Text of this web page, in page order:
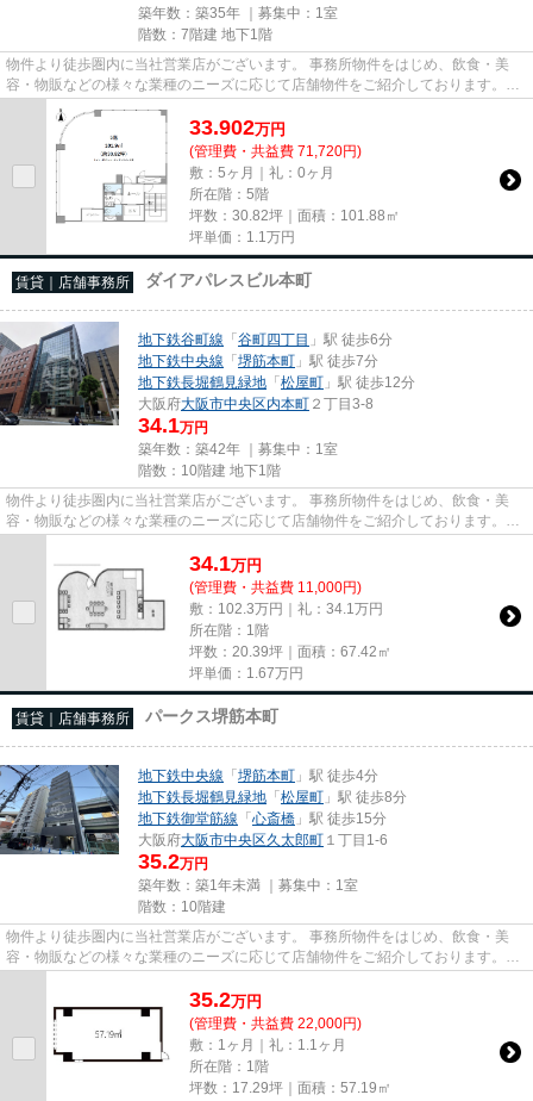
築年数：築35年 ｜募集中： 1室
階数：7階建 地下1階
物件より徒歩圏内に当社営業店がございます。 事務所物件をはじめ、飲食・美
容・物販などの様々な業種のニーズに応じて店舗物件をご紹介しております。
尚、弊社ではおとり広告は一切...
33.902万円
(管理費・共益費 71,720円)
敷：5ヶ月｜礼：0ヶ月
所在階：5階
坪数：30.82坪｜面積：101.88㎡
坪単価： 1.1 万円
賃貸｜店舗事務所 ダイアパレスビル本町
地下鉄谷町線 「谷町四丁目 」駅 徒歩6分
地下鉄中央線 「堺筋本町 」駅 徒歩7分
地下鉄長堀鶴見緑地 「松屋町 」駅 徒歩12分
大阪府大阪市中央区内本町 ２丁目3-8
34.1万円
築年数：築42年 ｜募集中： 1室
階数：10階建 地下1階
物件より徒歩圏内に当社営業店がございます。 事務所物件をはじめ、飲食・美
容・物販などの様々な業種のニーズに応じて店舗物件をご紹介しております。
尚、弊社ではおとり広告は一切...
34.1万円
(管理費・共益費 11,000円)
敷：102.3万円｜礼：34.1万円
所在階：1階
坪数：20.39坪｜面積：67.42㎡
坪単価： 1.67万円
賃貸｜店舗事務所 パークス堺筋本町
地下鉄中央線 「堺筋本町 」駅 徒歩4分
地下鉄長堀鶴見緑地 「松屋町 」駅 徒歩8分
地下鉄御堂筋線 「心斎橋 」駅 徒歩15分
大阪府大阪市中央区久太郎町 １丁目1-6
35.2万円
築年数：築1年未満 ｜募集中： 1室
階数：10階建
物件より徒歩圏内に当社営業店がございます。 事務所物件をはじめ、飲食・美
容・物販などの様々な業種のニーズに応じて店舗物件をご紹介しております。
尚、弊社ではおとり広告は一切...
35.2万円
(管理費・共益費 22,000円)
敷：1ヶ月｜礼：1.1ヶ月
所在階：1階
坪数：17.29坪｜面積：57.19㎡